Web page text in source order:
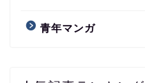
青年マンガ